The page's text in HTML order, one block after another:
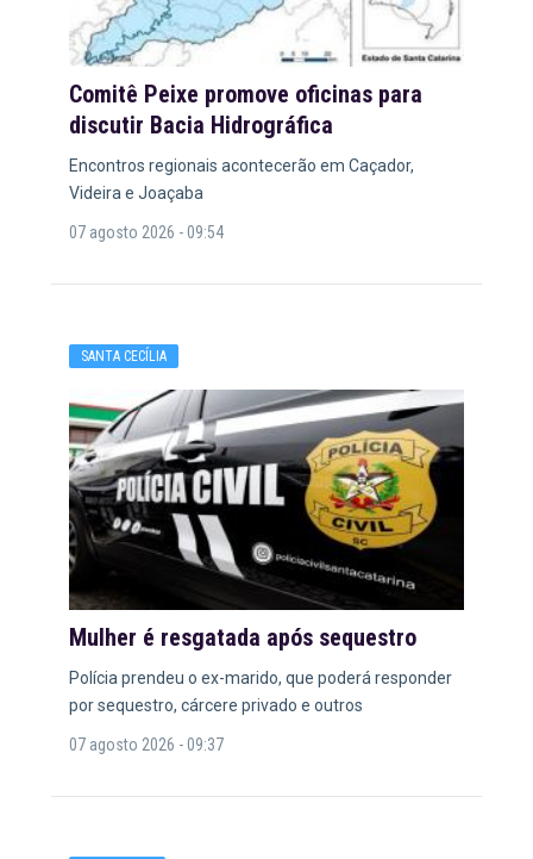
Comitê Peixe promove oficinas para
discutir Bacia Hidrográfica
Encontros regionais acontecerão em Caçador,
Videira e Joaçaba
07 agosto 2026 - 09:54
SANTA CECÍLIA
Mulher é resgatada após sequestro
Polícia prendeu o ex-marido, que poderá responder
por sequestro, cárcere privado e outros
07 agosto 2026 - 09:37